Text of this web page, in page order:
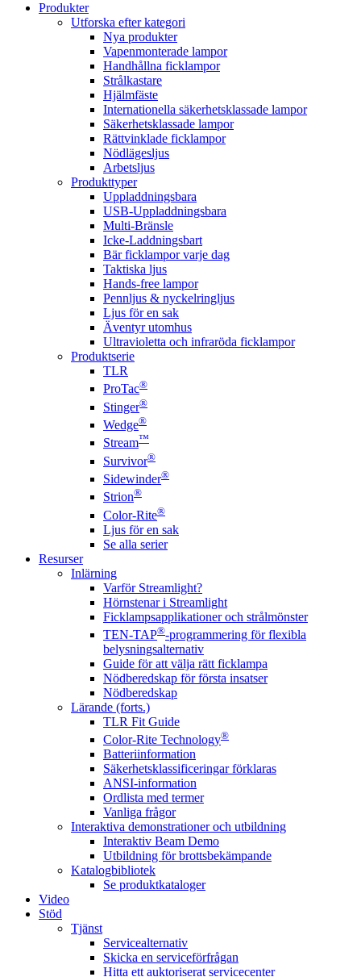
Produkter
Utforska efter kategori
Nya produkter
Vapenmonterade lampor
Handhållna ficklampor
Strålkastare
Hjälmfäste
Internationella säkerhetsklassade lampor
Säkerhetsklassade lampor
Rättvinklade ficklampor
Nödlägesljus
Arbetsljus
Produkttyper
Uppladdningsbara
USB-Uppladdningsbara
Multi-Bränsle
Icke-Laddningsbart
Bär ficklampor varje dag
Taktiska ljus
Hands-free lampor
Pennljus & nyckelringljus
Ljus för en sak
Äventyr utomhus
Ultravioletta och infraröda ficklampor
Produktserie
TLR
ProTac®
Stinger®
Wedge®
Stream™
Survivor®
Sidewinder®
Strion®
Color-Rite®
Ljus för en sak
Se alla serier
Resurser
Inlärning
Varför Streamlight?
Hörnstenar i Streamlight
Ficklampsapplikationer och strålmönster
TEN-TAP®-programmering för flexibla
belysningsalternativ
Guide för att välja rätt ficklampa
Nödberedskap för första insatser
Nödberedskap
Lärande (forts.)
TLR Fit Guide
Color-Rite Technology®
Batteriinformation
Säkerhetsklassificeringar förklaras
ANSI-information
Ordlista med termer
Vanliga frågor
Interaktiva demonstrationer och utbildning
Interaktiv Beam Demo
Utbildning för brottsbekämpande
Katalogbibliotek
Se produktkataloger
Video
Stöd
Tjänst
Servicealternativ
Skicka en serviceförfrågan
Hitta ett auktoriserat servicecenter